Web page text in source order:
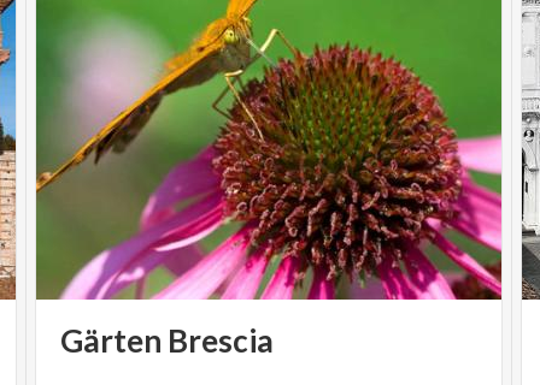
Gärten Brescia